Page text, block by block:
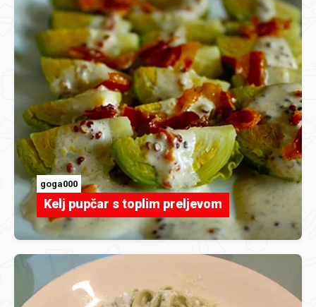
goga000
Kelj pupčar s toplim preljevom